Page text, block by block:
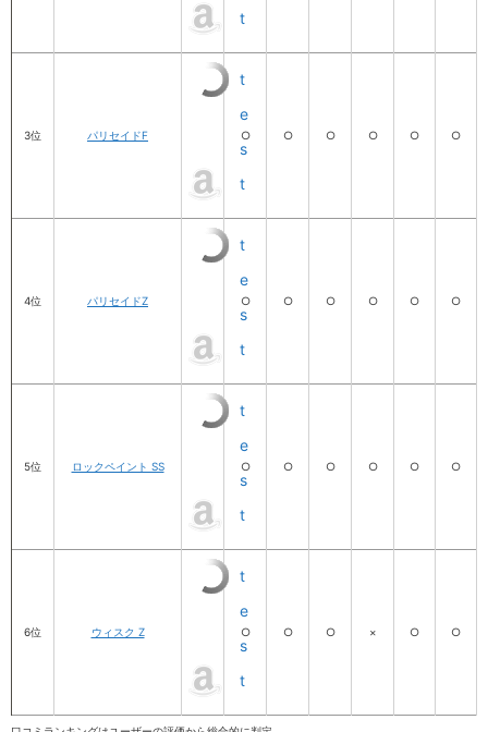
t
3位 パリセイドF
t
e
s
t
○ ○ ○ ○ ○ ○
4位 パリセイドZ
t
e
s
t
○ ○ ○ ○ ○ ○
5位 ロックペイント SS
t
e
s
t
○ ○ ○ ○ ○ ○
6位 ウィスク Z
t
e
s
t
○ ○ ○ × ○ ○